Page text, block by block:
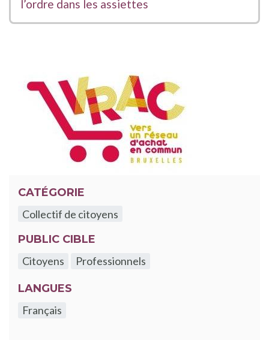
l’ordre dans les assiettes
CATÉGORIE
Collectif de citoyens
PUBLIC CIBLE
Citoyens
Professionnels
LANGUES
Français